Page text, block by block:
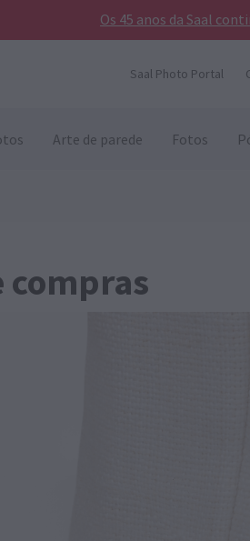
Os 45 anos da Saal
Saal Photo Portal
Arte de parede Fotos
compras